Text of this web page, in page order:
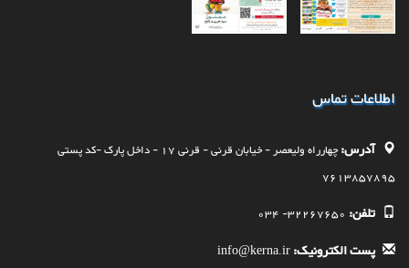
اطلاعات تماس
آدرس:
چهارراه وليعصر - خيابان قرنی - قرنی 17 - داخل پارک -کد پستی
7613857895
تلفن: 32267650- 034
پست الکترونیک: info@kerna.ir